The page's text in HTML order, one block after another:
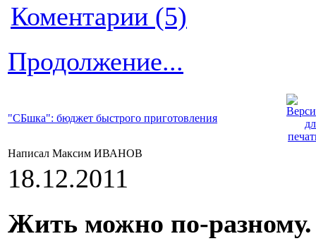
Коментарии (5)
Продолжение...
"СБшка": бюджет быстрого приготовления
Написал Максим ИВАНОВ
18.12.2011
Жить можно по-